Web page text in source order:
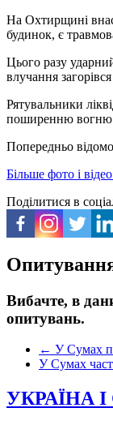
На Охтирщині
будинок, є
Цього разу
влучання
Рятувальники
поширенню
Попередньо
Більше фото і
Поділитися в
Вибачте, в
опитувань.
← У Сумах
У Сумах
УКРАЇНА І